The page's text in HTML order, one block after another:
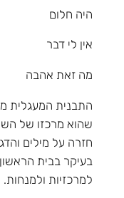
היה
אין לי דבר
מה זאת אהבה
התבנית המעגלית
שהוא מרכזו של
חזרה על מילים
בעיקר בבית
למרכזיות ולמנחות.